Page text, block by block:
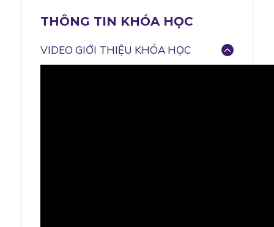
THÔNG TIN KHÓA HỌC
VIDEO GIỚI THIỆU KHÓA HỌC